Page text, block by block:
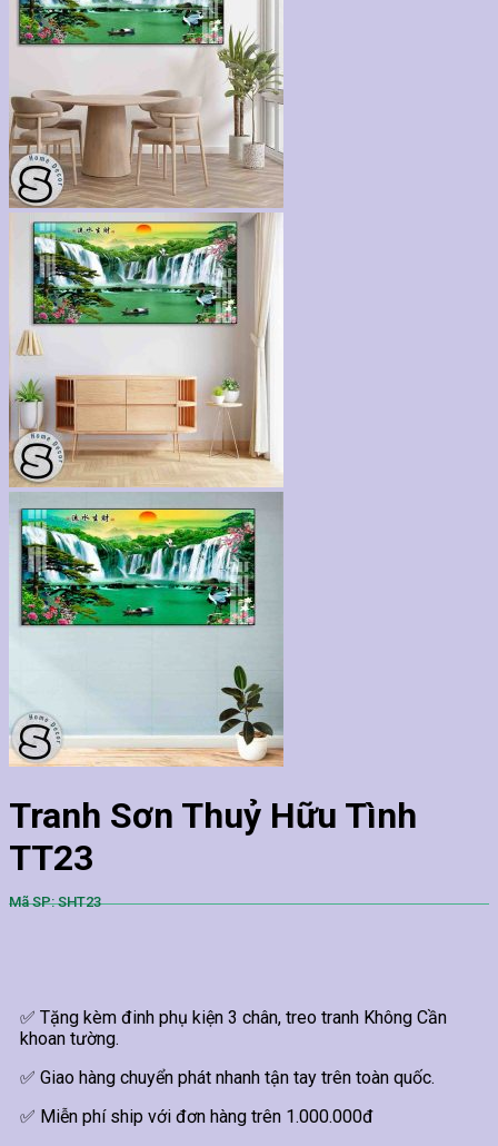
Tranh Sơn Thuỷ Hữu Tình
TT23
Mã SP: SHT23
✅ Tặng kèm đinh phụ kiện 3 chân, treo tranh Không Cần
khoan tường.
✅ Giao hàng chuyển phát nhanh tận tay trên toàn quốc.
✅ Miễn phí ship với đơn hàng trên 1.000.000đ